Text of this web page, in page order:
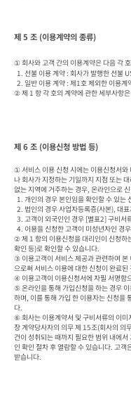
제 5 조 (이용계약의 종류)
① 회사와 고객 간의 이용계약은 다음 각
② 제 1 항 각 호의 계약에 관한 세부사항
제 6 조 (이용신청 방법 등)
① 서비스 이용 신청 시에는 이용신청서와
나 회사가 지정하는 기일까지 지점 또는
없는 지역에 거주하는 경우, 온라인으로
② 제 1 항의 이용신청을 대리인이 신청하
확인 등)로 확인할 수 있습니다.
③ 이용고객이 서비스 제공과 관련하여 본
으로써 서비스 이용에 대한 신청이 완료된
④ 이용고객이 이용신청서에 자필 서명함
⑤ 온라인을 통해 가입신청을 하는 경우
하며, 이를 통해 가입 한 이용자는 신청을
다.
⑥ 회사는 이용계약서 및 구비서류의 이
장 계약당사자의 의무 제 15조(회사의 의
건이 성취되는 때까지 필요한 범위 내에
인 확인 절차 후 열람할 수 있습니다. 고
받습니다.